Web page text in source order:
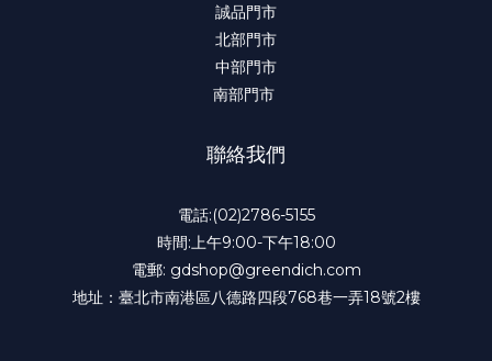
誠品門市
北部門市
中部門市
南部門市
聯絡我們
電話:(02)2786-5155
時間:上午9:00-下午18:00
電郵: gdshop@greendich.com
地址：臺北市南港區八德路四段768巷一弄18號2樓